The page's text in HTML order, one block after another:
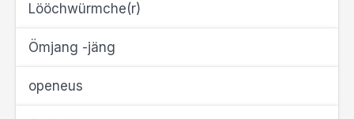
Lööchwürmche(r)
Ömjang -jäng
openeus